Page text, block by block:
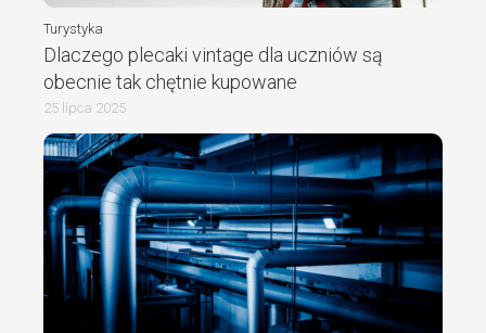
Turystyka
Dlaczego plecaki vintage dla uczniów są
obecnie tak chętnie kupowane
25 lipca 2025